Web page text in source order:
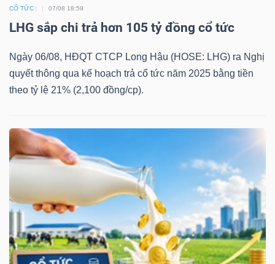
CỔ TỨC 07/08 18:59
LHG sắp chi trả hơn 105 tỷ đồng cổ tức
Ngày 06/08, HĐQT CTCP Long Hậu (HOSE: LHG) ra Nghị
quyết thông qua kế hoạch trả cổ tức năm 2025 bằng tiền
theo tỷ lệ 21% (2,100 đồng/cp).
YẾU
TIÊU
DÙNG
YẾU
CHĂM
SÓC
SỨC
KHỎE